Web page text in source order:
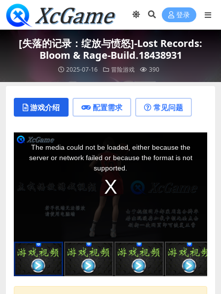
登录
[失落的记录：绽放与愤怒]-Lost Records:
Bloom & Rage-Build.18438931
2025-07-16 冒险游戏 390
游戏介绍 配置需求 常见问题
w
w
The media could not be loaded, either because the
server or network failed or because the format is not
supported.